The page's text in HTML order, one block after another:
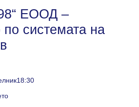
ЕООД –
системата на
18:30